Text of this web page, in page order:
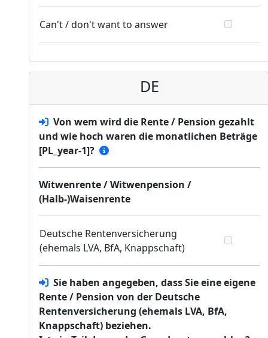
Can't / don't want to answer
DE
Von wem wird die Rente / Pension gezahlt
und wie hoch waren die monatlichen Beträge
[PL_year-1]?
Witwenrente / Witwenpension /
(Halb-)Waisenrente
Deutsche Rentenversicherung
(ehemals LVA, BfA, Knappschaft)
Sie haben angegeben, dass Sie eine eigene
Rente / Pension von der Deutsche
Rentenversicherung (ehemals LVA, BfA,
Knappschaft) beziehen.